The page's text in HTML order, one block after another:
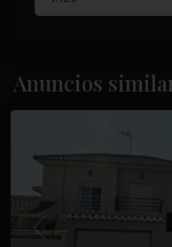
Anuncios
Torrevieja
Anterior